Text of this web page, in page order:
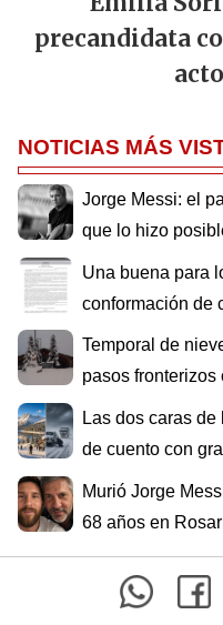
precandidata
NOTICIAS MÁS
Jorge Messi: el
que lo hizo
Una buena para
conformación de
Temporal de
pasos fronterizos
Las dos caras
de cuento con
Murió Jorge
68 años en